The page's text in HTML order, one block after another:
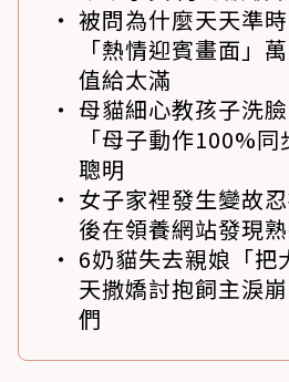
被問為什麼天天準
「熱情迎賓畫面」
值給太滿
母貓細心教孩子洗
「母子動作100%
聰明
女子家裡發生變故
後在領養網站發現
6奶貓失去親娘「把
天撒嬌討抱飼主淚
們